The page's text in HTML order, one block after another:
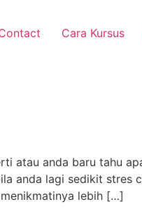
Cara Kursus
atau anda baru tahu
anda lagi sedikit stres
lebih […]